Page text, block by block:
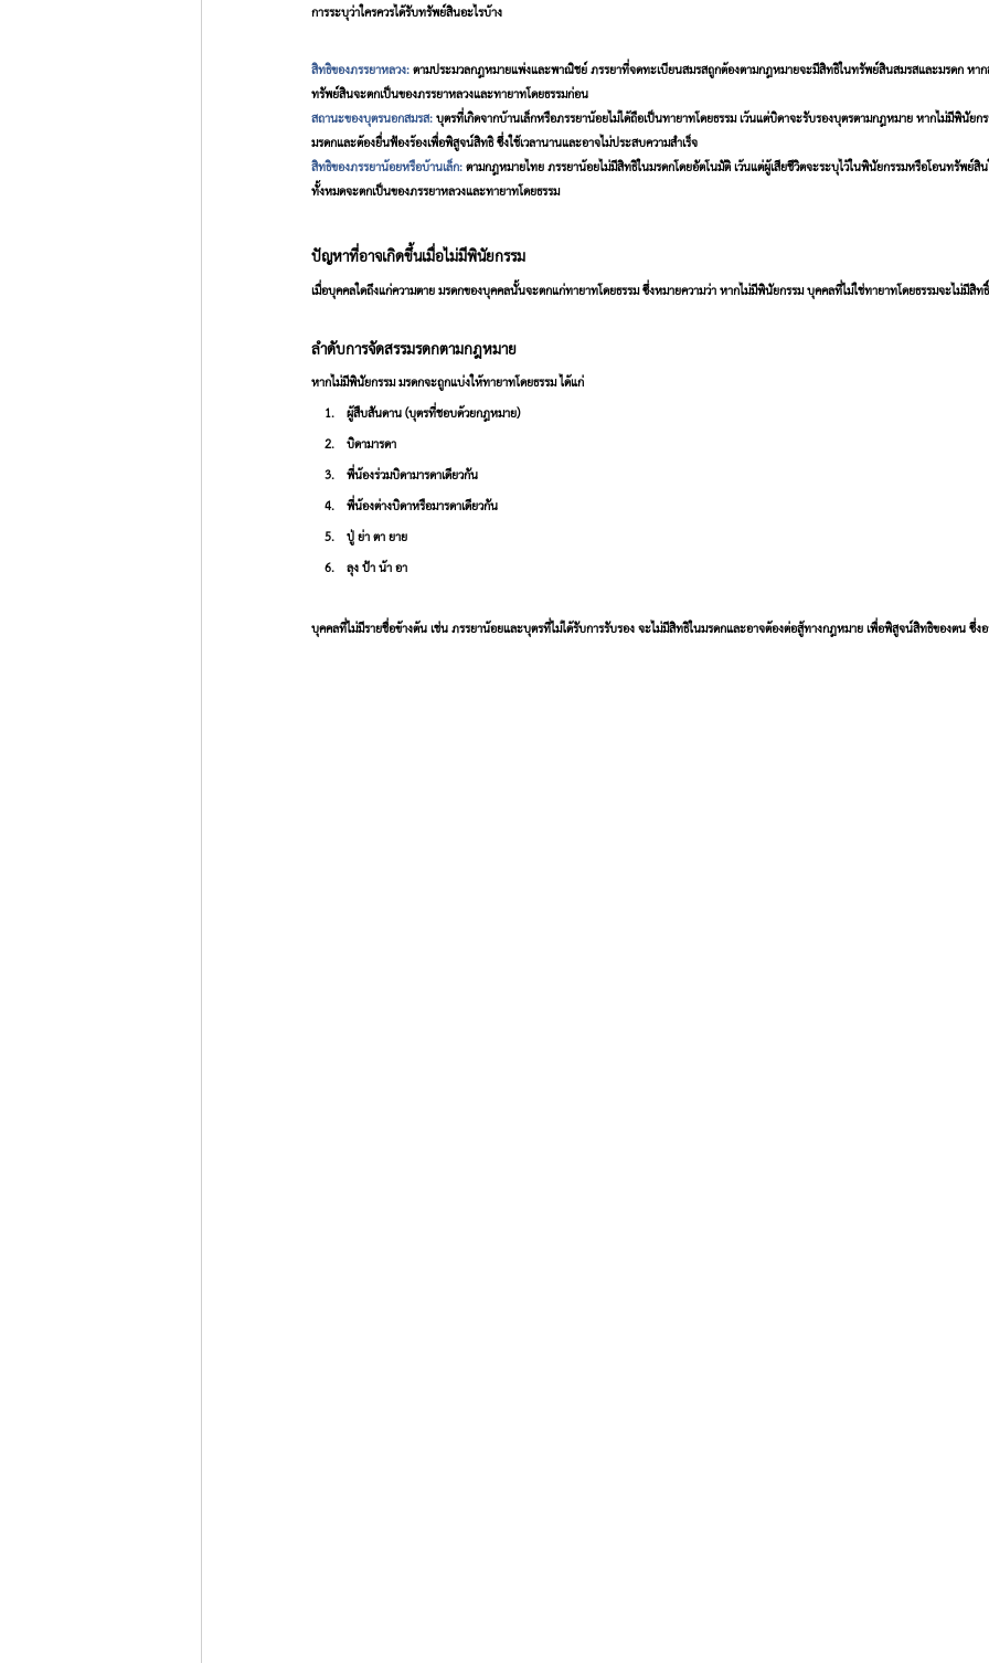
การระบุว่าใครควรได้รับทรัพย์สินอะไรบ้าง
สิทธิของภรรยาหลวง:ตามประมวลกฎหมายแพ่งและพาณิชย์ ภรรยาที่จดทะเบียนสมรสถูกต้องตามกฎหมายจะมีสิทธิในทรัพย์สินสมรสและมรดก หาก
ทรัพย์สินจะตกเป็นของภรรยาหลวงและทายาทโดยธรรมก่อน
สถานะของบุตรนอกสมรส:บุตรที่เกิดจากบ้านเล็กหรือภรรยาน้อยไม่ได้ถือเป็นทายาทโดยธรรม เว้นแต่บิดาจะรับรองบุตรตามกฎหมาย หากไม่มีพินัยก
มรดกและต้องยื่นฟ้องร้องเพื่อพิสูจน์สิทธิ ซึ่งใช้เวลานานและอาจไม่ประสบความสำเร็จ
สิทธิของภรรยาน้อยหรือบ้านเล็ก:ตามกฎหมายไทย ภรรยาน้อยไม่มีสิทธิในมรดกโดยอัตโนมัติ เว้นแต่ผู้เสียชีวิตจะระบุไว้ในพินัยกรรมหรือโอนทรัพย์
ทั้งหมดจะตกเป็นของภรรยาหลวงและทายาทโดยธรรม
ปัญหาที่อาจเกิดขึ้นเมื่อไม่มีพินัยกรรม
เมื่อบุคคลใดถึงแก่ความตาย มรดกของบุคคลนั้นจะตกแก่ทายาทโดยธรรม ซึ่งหมายความว่า หากไม่มีพินัยกรรม บุคคลที่ไม่ใช่ทายาทโดยธรรมจะไม่มีสิท
ลำดับการจัดสรรมรดกตามกฎหมาย
หากไม่มีพินัยกรรม มรดกจะถูกแบ่งให้ทายาทโดยธรรม ได้แก่
ผู้สืบสันดาน (บุตรที่ชอบด้วยกฎหมาย)
บิดามารดา
พี่น้องร่วมบิดามารดาเดียวกัน
พี่น้องต่างบิดาหรือมารดาเดียวกัน
ปู่ ย่า ตา ยาย
ลุง ป้า น้า อา
บุคคลที่ไม่มีรายชื่อข้างต้น เช่น ภรรยาน้อยและบุตรที่ไม่ได้รับการรับรอง จะไม่มีสิทธิในมรดกและอาจต้องต่อสู้ทางกฎหมาย เพื่อพิสูจน์สิทธิของตน ซึ่ง